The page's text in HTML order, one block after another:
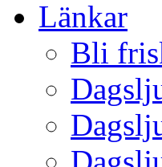
Länkar
Bli